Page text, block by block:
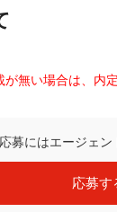
無い場合は、内
応募にはエージェン
応募す